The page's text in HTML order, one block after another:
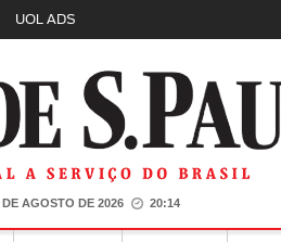
UOL ADS
AGOSTO DE 2026 20:14